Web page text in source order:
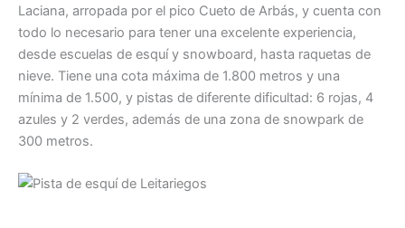
Laciana, arropada por el pico Cueto de Arbás, y cuenta con
todo lo necesario para tener una excelente experiencia,
desde escuelas de esquí y snowboard, hasta raquetas de
nieve. Tiene una cota máxima de 1.800 metros y una
mínima de 1.500, y pistas de diferente dificultad: 6 rojas, 4
azules y 2 verdes, además de una zona de snowpark de
300 metros.